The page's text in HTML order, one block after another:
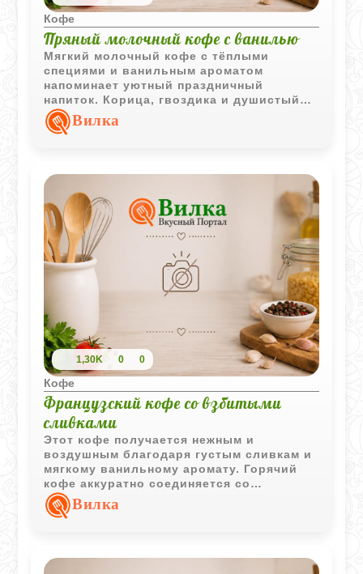
Кофе
Пряный молочный кофе с ванилью
Мягкий молочный кофе с тёплыми
специями и ванильным ароматом
напоминает уютный праздничный
напиток. Корица, гвоздика и душистый
перец делают вкус насыщеннее, а
горячее молоко придаёт напитку нежную
Вилка
1,30K 0 0
Кофе
Французский кофе со взбитыми
сливками
Этот кофе получается нежным и
воздушным благодаря густым сливкам и
мягкому ванильному аромату. Горячий
кофе аккуратно соединяется со
сливочной шапкой, создавая красивую и
очень уютную подачу.
Вилка